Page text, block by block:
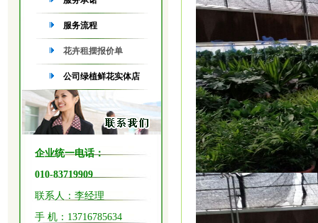
服务流程
花卉租摆报价单
公司绿植鲜花实体店
企业统一电话：
010-83719909
联系人：李经理
手 机： 13716785634